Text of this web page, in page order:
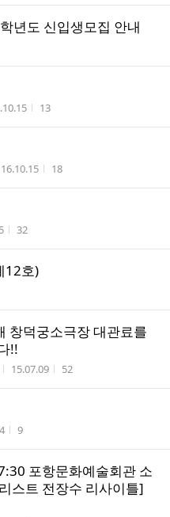
년도 신입생모집 안내
시간 조회수
13
작성시간
16.10.15 조회수
18
조회수
32
12호)
창덕궁소극장 대관료를
!!
작성시간
15.07.09 조회수
52
조회수
9
포항문화예술회관 소
스트 전장수 리사이틀]